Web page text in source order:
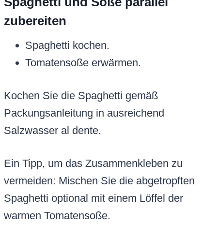
zubereiten
Spaghetti kochen.
Tomatensoße erwärmen.
Kochen Sie die Spaghetti gemäß
Packungsanleitung in ausreichend
Salzwasser al dente.
Ein Tipp, um das Zusammenkleben zu
vermeiden: Mischen Sie die abgetropften
Spaghetti optional mit einem Löffel der
warmen Tomatensoße.